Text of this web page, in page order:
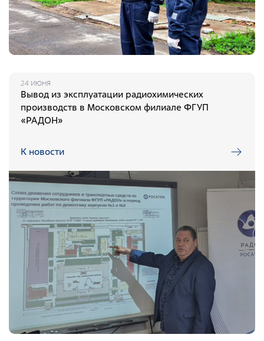
24 ИЮНЯ
Вывод из эксплуатации радиохимических
производств в Московском филиале ФГУП
«РАДОН»
К новости